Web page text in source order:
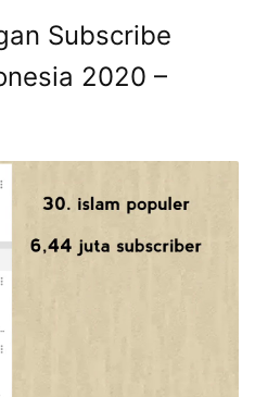
Subscribe
2020 –